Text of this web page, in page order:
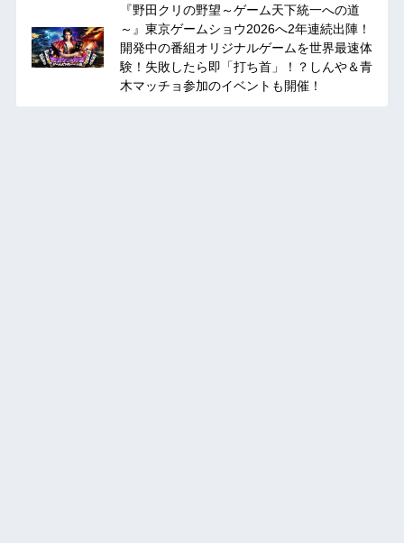
『野田クリの野望～ゲーム天下統一への道
～』東京ゲームショウ2026へ2年連続出陣！
開発中の番組オリジナルゲームを世界最速体
験！失敗したら即「打ち首」！？しんや＆青
木マッチョ参加のイベントも開催！